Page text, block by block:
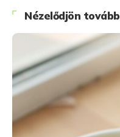
Nézelődjön tovább